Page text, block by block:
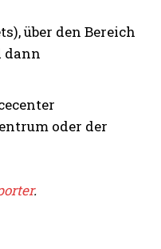
über den Bereich
dann
oder der
.